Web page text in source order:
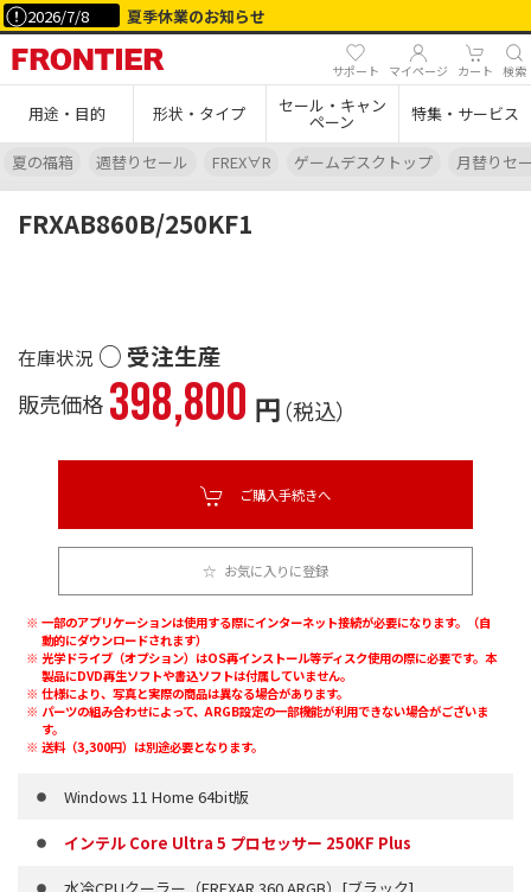
2026/7/8 夏季休業のお知らせ
サポート マイページ カート 検索
用途・目的 形状・タイプ セール・キャン
ペーン 特集・サービス
夏の福箱 週替りセール FREX∀R ゲームデスクトップ 月替りセ
FRXAB860B/250KF1
○ 受注生産
販売価格 398,800 円（税込）
ご購入手続きへ
お気に入りに登録
一部のアプリケーションは使用する際にインターネット接続が必要になります。（自
動的にダウンロードされます）
光学ドライブ（オプション）はOS再インストール等ディスク使用の際に必要です。本
製品にDVD再生ソフトや書込ソフトは付属していません。
仕様により、写真と実際の商品は異なる場合があります。
パーツの組み合わせによって、ARGB設定の一部機能が利用できない場合がございま
す。
送料（3,300円）は別途必要となります。
Windows 11 Home 64bit版
インテル Core Ultra 5 プロセッサー 250KF Plus